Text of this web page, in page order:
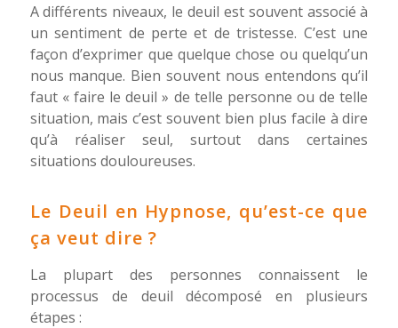
A différents niveaux, le deuil est souvent associé à
un sentiment de perte et de tristesse. C’est une
façon d’exprimer que quelque chose ou quelqu’un
nous manque. Bien souvent nous entendons qu’il
faut « faire le deuil » de telle personne ou de telle
situation, mais c’est souvent bien plus facile à dire
qu’à réaliser seul, surtout dans certaines
situations douloureuses.
Le Deuil en Hypnose, qu’est-ce que
ça veut dire ?
La plupart des personnes connaissent le
processus de deuil décomposé en plusieurs
étapes :